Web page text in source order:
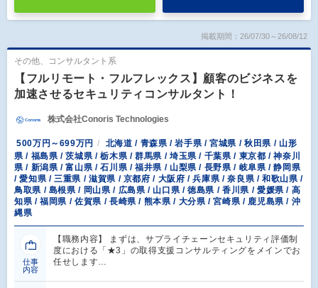
掲載期間：26/07/30～26/08/12
その他、コンサルタント系
【フルリモート・フルフレックス】顧客のビジネスを
加速させるセキュリティコンサルタント！
株式会社Conoris Technologies
500万円～699万円
北海道 / 青森県 / 岩手県 / 宮城県 / 秋田県 / 山形
県 / 福島県 / 茨城県 / 栃木県 / 群馬県 / 埼玉県 / 千葉県 / 東京都 / 神奈川
県 / 新潟県 / 富山県 / 石川県 / 福井県 / 山梨県 / 長野県 / 岐阜県 / 静岡県
/ 愛知県 / 三重県 / 滋賀県 / 京都府 / 大阪府 / 兵庫県 / 奈良県 / 和歌山県 /
鳥取県 / 島根県 / 岡山県 / 広島県 / 山口県 / 徳島県 / 香川県 / 愛媛県 / 高
知県 / 福岡県 / 佐賀県 / 長崎県 / 熊本県 / 大分県 / 宮崎県 / 鹿児島県 / 沖
縄県
仕事
内容
【職務内容】 まずは、サプライチェーンセキュリティ評価制
度における「★3」の取得支援コンサルティングをメインでお
任せします…